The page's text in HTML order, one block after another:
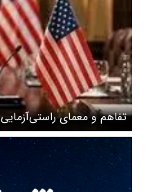
تفاهم و معمای راستی‌آزمایی